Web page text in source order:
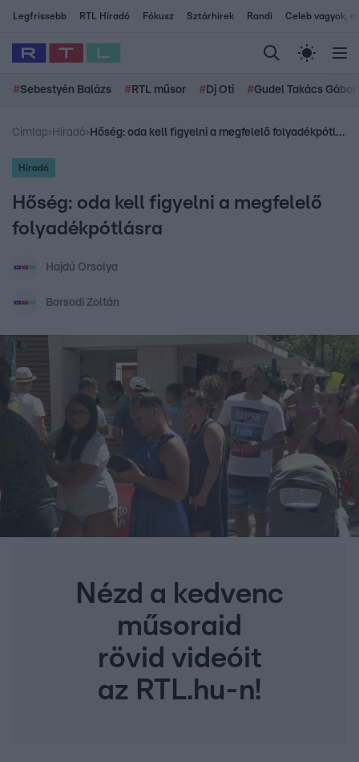
Legfrissebb RTL Híradó Fókusz Sztárhírek Randi Celeb vagyok,
#Sebestyén Balázs # RTL műsor # Dj Oti #Gudel Takács Gábor
Címlap› Híradó› Hőség: oda kell figyelni a megfelelő folyadékpótlásra
Híradó
Hőség: oda kell figyelni a megfelelő
folyadékpótlásra
Hajdú Orsolya
Borsodi Zoltán
Nézd a kedvenc
műsoraid
rövid videóit
az RTL.hu-n!